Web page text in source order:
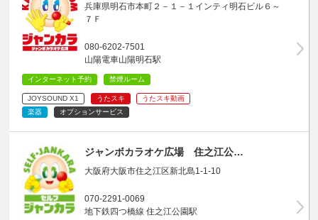
兵庫県明石市本町２－１－１インティ明石ビル６～
７Ｆ
080-6202-7501
山陽電車山陽明石駅
インターネット予約 禁煙ルーム
JOYSOUND X1 うたスキ
うたスキ動画
楽器
オプションサービス
ジャンボカラオケ広場 住之江公…
大阪府大阪市住之江区新北島1-1-10
070-2291-0069
地下鉄四つ橋線 住之江公園駅